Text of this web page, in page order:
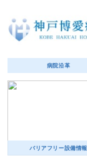
病院沿革
バリアフリー設備情報